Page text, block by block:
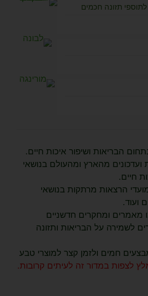
תזונה חכמים
הבריאות ושיפור איכות חיים.
מהארץ ומהעולם בנושאי
חיים.
הרצאות מרתקות בנושאי
ועוד.
מאמרים ומחקרים חדשניים
לשמירה על הבריאות ותזונה
חמים ולזמן קצר למוצרי טבע
לצפות במדור זה לעיתים קרובות.